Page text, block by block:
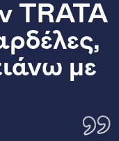
TRATA
με